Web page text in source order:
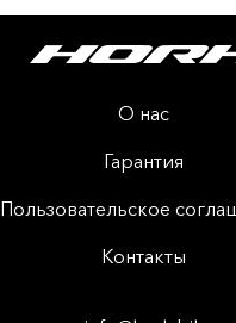
О нас
Гарантия
Пользовательское
Контакты